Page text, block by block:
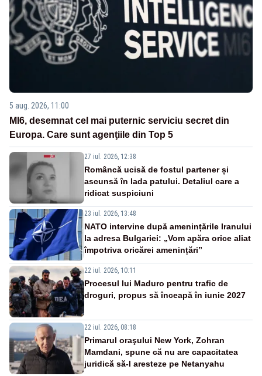
5 aug. 2026, 11:00
MI6, desemnat cel mai puternic serviciu secret din
Europa. Care sunt agenţiile din Top 5
27 iul. 2026, 12:38
Româncă ucisă de fostul partener și
ascunsă în lada patului. Detaliul care a
ridicat suspiciuni
23 iul. 2026, 13:48
NATO intervine după amenințările Iranului
la adresa Bulgariei: „Vom apăra orice aliat
împotriva oricărei amenințări”
22 iul. 2026, 10:11
Procesul lui Maduro pentru trafic de
droguri, propus să înceapă în iunie 2027
22 iul. 2026, 08:18
Primarul oraşului New York, Zohran
Mamdani, spune că nu are capacitatea
juridică să-l aresteze pe Netanyahu